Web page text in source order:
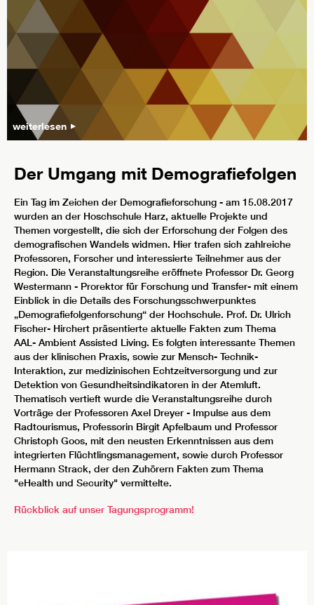
weiterlesen
Der Umgang mit Demografiefolgen
Ein Tag im Zeichen der Demografieforschung - am 15.08.2017
wurden an der Hoschschule Harz, aktuelle Projekte und
Themen vorgestellt, die sich der Erforschung der Folgen des
demografischen Wandels widmen. Hier trafen sich zahlreiche
Professoren, Forscher und interessierte Teilnehmer aus der
Region. Die Veranstaltungsreihe eröffnete Professor Dr. Georg
Westermann - Prorektor für Forschung und Transfer- mit einem
Einblick in die Details des Forschungsschwerpunktes
„Demografiefolgenforschung“ der Hochschule. Prof. Dr. Ulrich
Fischer- Hirchert präsentierte aktuelle Fakten zum Thema
AAL- Ambient Assisted Living. Es folgten interessante Themen
aus der klinischen Praxis, sowie zur Mensch- Technik-
Interaktion, zur medizinischen Echtzeitversorgung und zur
Detektion von Gesundheitsindikatoren in der Atemluft.
Thematisch vertieft wurde die Veranstaltungsreihe durch
Vorträge der Professoren Axel Dreyer - Impulse aus dem
Radtourismus, Professorin Birgit Apfelbaum und Professor
Christoph Goos, mit den neusten Erkenntnissen aus dem
integrierten Flüchtlingsmanagement, sowie durch Professor
Hermann Strack, der den Zuhörern Fakten zum Thema
"eHealth und Security" vermittelte.
Rückblick auf unser Tagungsprogramm!